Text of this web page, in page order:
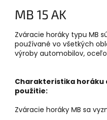
MB 15 AK
Zváracie horáky typu MB
používané vo všetkých
výroby automobilov,
Charakteristika horáku
použitie:
Zváracie horáky MB sa